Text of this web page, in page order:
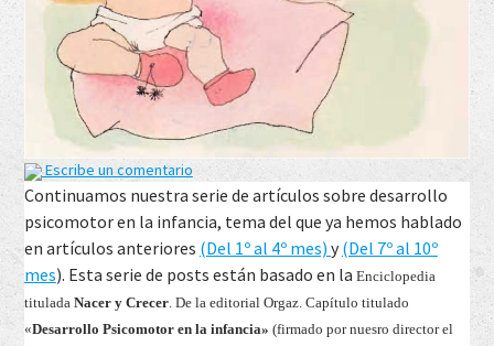
Escribe un comentario
Continuamos nuestra serie de artículos sobre desarrollo
psicomotor en la infancia, tema del que ya hemos hablado
en artículos anteriores (Del 1º al 4º mes) y(Del 7º al 10º
mes). Esta serie de posts están basado en la Enciclopedia
titulada Nacer y Crecer. De la editorial Orgaz. Capítulo titulado
«Desarrollo Psicomotor en la infancia» (firmado por nuesro director el